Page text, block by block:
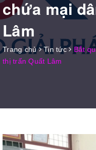
chứa mại
Lâm
Trang chủ Tin tức
Bắt
thị trấn Quất Lâm